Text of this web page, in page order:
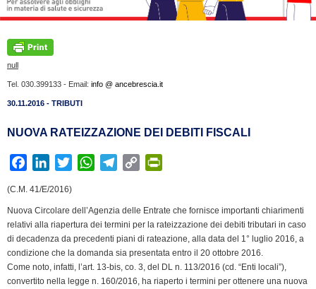
null
Tel. 030.399133 - Email: info @ ancebrescia.it
30.11.2016 - TRIBUTI
NUOVA RATEIZZAZIONE DEI DEBITI FISCALI
c
e
b
o
o
k
n
k
e
n
t
t
e
r
W
t
s
p
p
e
g
r
a
m
C
y
L
n
k
n
t
F
r
i
(C.M. 41/E/2016)
Nuova Circolare dell’Agenzia delle Entrate che fornisce importanti chiarimenti
relativi alla riapertura dei termini per la rateizzazione dei debiti tributari in caso
di decadenza da precedenti piani di rateazione, alla data del 1° luglio 2016, a
condizione che la domanda sia presentata entro il 20 ottobre 2016.
Come noto, infatti, l’art. 13-bis, co. 3, del DL n. 113/2016 (cd. “Enti locali”),
convertito nella legge n. 160/2016, ha riaperto i termini per ottenere una nuova